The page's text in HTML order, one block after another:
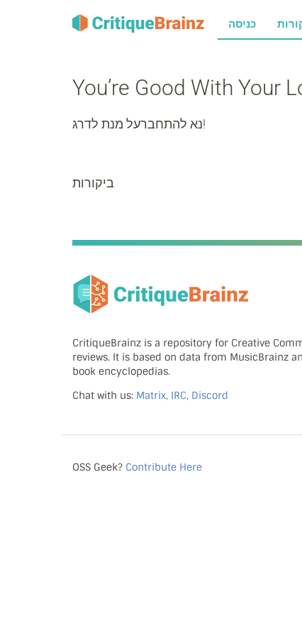
כניסה
You’re Good With Your
נא להתחברעל מנת לדרג!
ביקורות
CritiqueBrainz is a repository for Creative
reviews. It is based on data from MusicBrainz
book encyclopedias.
Chat with us: Matrix, IRC, Discord
OSS Geek? Contribute Here